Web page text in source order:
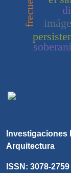
Investigaciones
Arquitectura
ISSN: 3078-